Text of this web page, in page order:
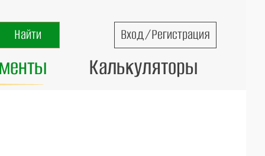
Вход/Регистрация
Калькуляторы